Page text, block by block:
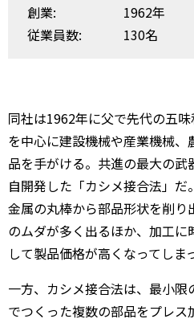
創業:
1962年
従業員数:
130名
同社は1962年に父で先代の五
を中心に建設機械や産業機械
品を手がける。共進の最大の
自開発した「カシメ接合法」
金属の丸棒から部品形状を削
のムダが多く出るほか、加工に
して製品価格が高くなってしま
一方、カシメ接合法は、最小
でつくった複数の部品をプレ